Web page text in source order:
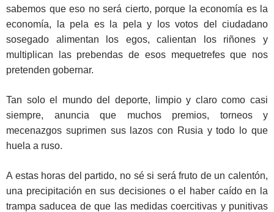
sabemos que eso no será cierto, porque la economía es la
economía, la pela es la pela y los votos del ciudadano
sosegado alimentan los egos, calientan los riñones y
multiplican las prebendas de esos mequetrefes que nos
pretenden gobernar.
Tan solo el mundo del deporte, limpio y claro como casi
siempre, anuncia que muchos premios, torneos y
mecenazgos suprimen sus lazos con Rusia y todo lo que
huela a ruso.
A estas horas del partido, no sé si será fruto de un calentón,
una precipitación en sus decisiones o el haber caído en la
trampa saducea de que las medidas coercitivas y punitivas